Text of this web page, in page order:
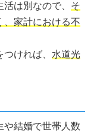
は別なので、 そ
、家計における不
ければ、 水道光
や結婚で世帯人数